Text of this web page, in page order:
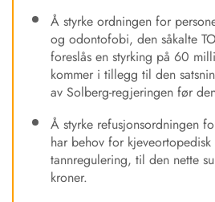
Å styrke ordningen for
og odontofobi, den såkalte
foreslås en styrking på 60
kommer i tillegg til den
av Solberg-regjeringen før
Å styrke refusjonsordningen
har behov for
tannregulering, til den nette
kroner.